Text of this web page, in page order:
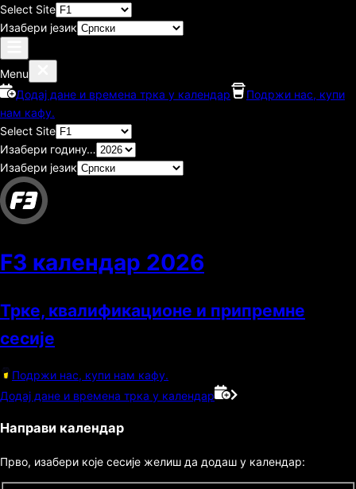
Select Site
Изабери језик
Menu
Додај дане и времена трка у календар
Подржи нас, купи
нам кафу.
Select Site
Изабери годину…
Изабери језик
F3 календар 2026
Трке, квалификационе и припремне
сесије
Подржи нас, купи нам кафу.
Додај дане и времена трка у календар
Направи календар
Прво, изабери које сесије желиш да додаш у календар: